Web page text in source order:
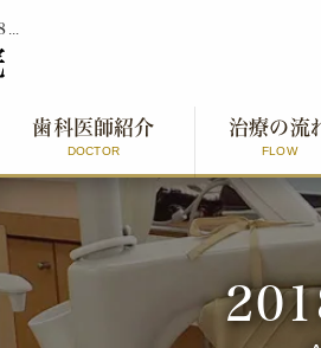
歯科医師紹介
DOCTOR
治療の流
FLOW